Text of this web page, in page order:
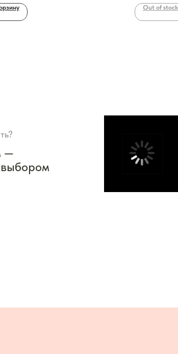
Out of stock
—